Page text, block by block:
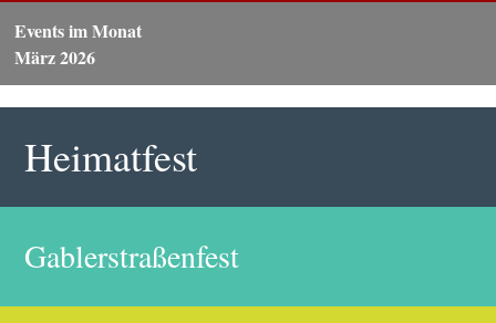
Events im Monat
März 2026
Heimatfest
Gablerstraßenfest